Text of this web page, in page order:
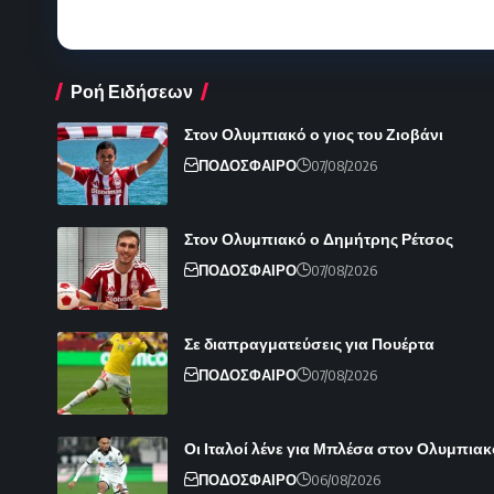
Ροή Ειδήσεων
Στον Ολυμπιακό ο γιος του Ζιοβάνι
ΠΟΔΟΣΦΑΙΡΟ 07/08/2026
Στον Ολυμπιακό ο Δημήτρης Ρέτσος
ΠΟΔΟΣΦΑΙΡΟ 07/08/2026
Σε διαπραγματεύσεις για Πουέρτα
ΠΟΔΟΣΦΑΙΡΟ 07/08/2026
Οι Ιταλοί λένε για Μπλέσα στον
ΠΟΔΟΣΦΑΙΡΟ 06/08/2026